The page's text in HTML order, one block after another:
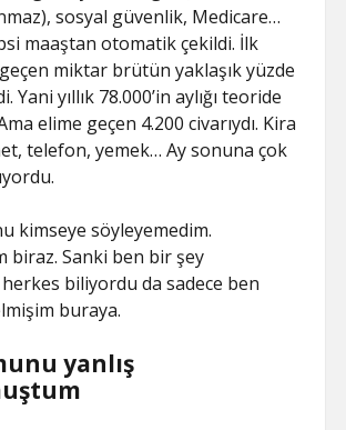
sosyal güvenlik, Medicare…
maaştan otomatik çekildi. İlk
miktar brütün yaklaşık yüzde
Yani yıllık 78.000’in aylığı teoride
elime geçen 4.200 civarıydı. Kira
telefon, yemek… Ay sonuna çok
kimseye söyleyemedim.
biraz. Sanki ben bir şey
herkes biliyordu da sadece ben
buraya.
yanlış